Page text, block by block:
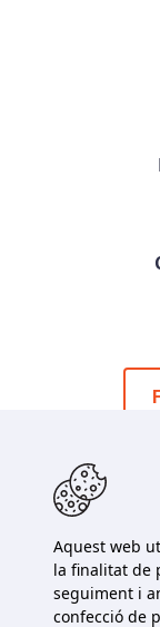
Aquest web
la finalitat de
seguiment i
confecció de